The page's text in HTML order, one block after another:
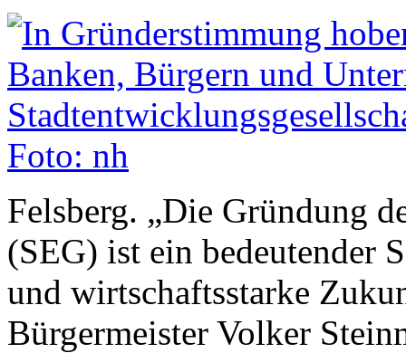
Felsberg. „Die Gründung
(SEG) ist ein bedeutender
und wirtschaftsstarke
Bürgermeister Volker